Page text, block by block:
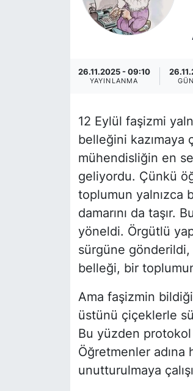
26.11.2025 - 09:10
YAYINLANMA
12 Eylül faşizmi
belleğini kazımaya
mühendisliğin en
geliyordu. Çünkü
toplumun yalnızca
damarını da taşır.
yöneldi. Örgütlü
sürgüne
belleği, bir
Ama faşizmin
üstünü çiçeklerle
Bu yüzden protokol
Öğretmenler
unutturulmaya